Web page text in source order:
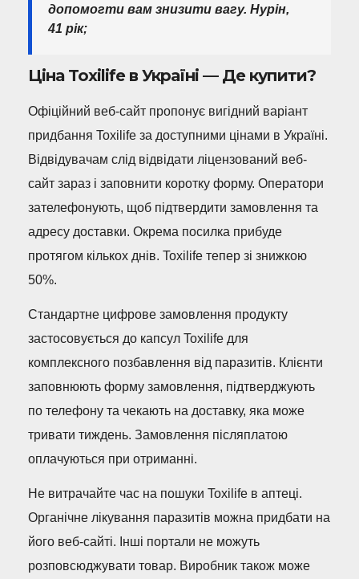
допомогти вам знизити вагу. Нурін,
41 рік;
Ціна Toxilife в Україні — Де купити?
Офіційний веб-сайт пропонує вигідний варіант
придбання Toxilife за доступними цінами в Україні.
Відвідувачам слід відвідати ліцензований веб-
сайт зараз і заповнити коротку форму. Оператори
зателефонують, щоб підтвердити замовлення та
адресу доставки. Окрема посилка прибуде
протягом кількох днів. Toxilife тепер зі знижкою
50%.
Стандартне цифрове замовлення продукту
застосовується до капсул Toxilife для
комплексного позбавлення від паразитів. Клієнти
заповнюють форму замовлення, підтверджують
по телефону та чекають на доставку, яка може
тривати тиждень. Замовлення післяплатою
оплачуються при отриманні.
Не витрачайте час на пошуки Toxilife в аптеці.
Органічне лікування паразитів можна придбати на
його веб-сайті. Інші портали не можуть
розповсюджувати товар. Виробник також може